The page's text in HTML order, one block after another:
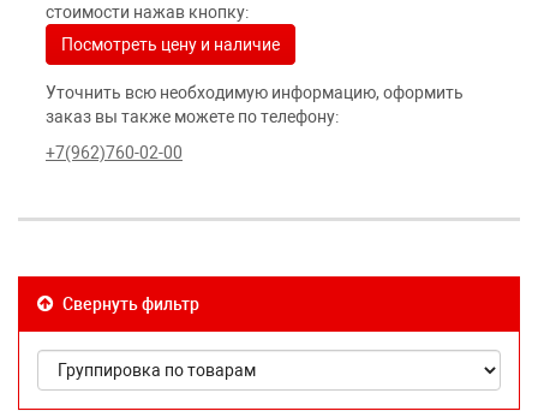
стоимости нажав кнопку:
Посмотреть цену и наличие
Уточнить всю необходимую информацию, оформить
заказ вы также можете по телефону:
+7(962)760-02-00
Свернуть фильтр